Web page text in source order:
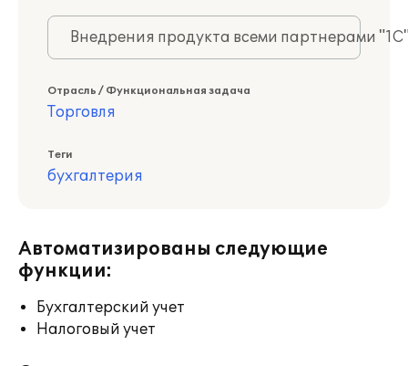
Внедрения продукта всеми партнерами
Отрасль / Функциональная задача
Торговля
Теги
бухгалтерия
Автоматизированы следующие
функции:
Бухгалтерский учет
Налоговый учет